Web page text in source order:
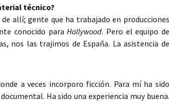
técnico?
allí; gente que ha trabajado en producciones
conocido paraHollywood. Pero el equipo de
nos las trajimos de España. La asistencia de
a veces incorporo ficción. Para mí ha sido
Ha sido una experiencia muy buena.